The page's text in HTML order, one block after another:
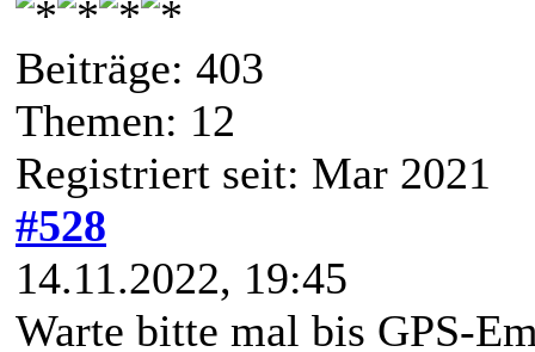
Beiträge: 403
Themen: 12
Registriert seit: Mar 2021
#528
14.11.2022, 19:45
Warte bitte mal bis GPS-